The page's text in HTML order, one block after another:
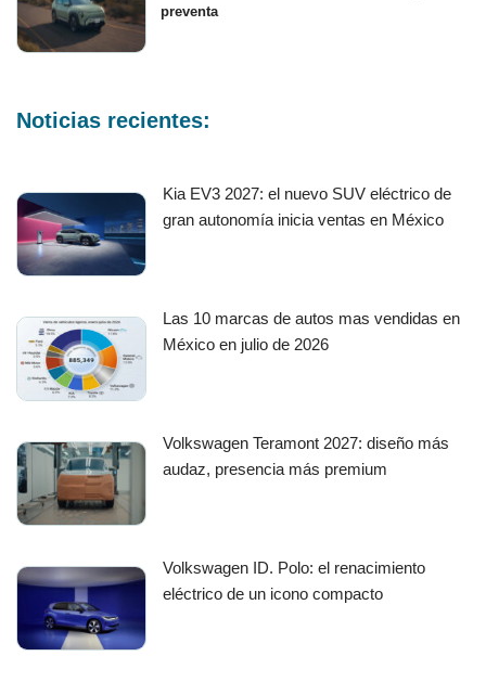
preventa
Noticias recientes:
Kia EV3 2027: el nuevo SUV eléctrico de
gran autonomía inicia ventas en México
Las 10 marcas de autos mas vendidas en
México en julio de 2026
Volkswagen Teramont 2027: diseño más
audaz, presencia más premium
Volkswagen ID. Polo: el renacimiento
eléctrico de un icono compacto